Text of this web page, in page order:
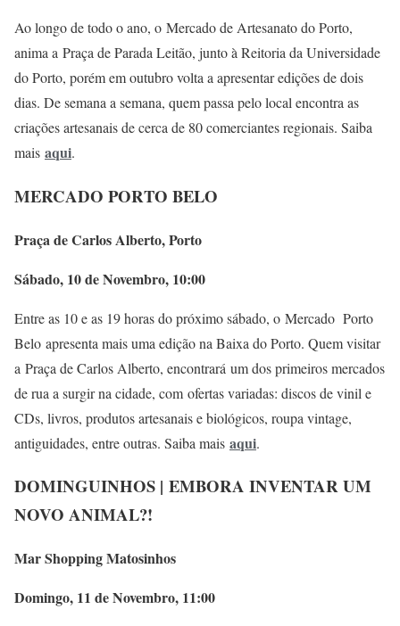
Ao longo de todo o ano, o Mercado de Artesanato do Porto,
anima a Praça de Parada Leitão, junto à Reitoria da Universidade
do Porto, porém em outubro volta a apresentar edições de dois
dias. De semana a semana, quem passa pelo local encontra as
criações artesanais de cerca de 80 comerciantes regionais. Saiba
mais aqui.
MERCADO PORTO BELO
Praça de Carlos Alberto, Porto
Sábado, 10 de Novembro, 10:00
Entre as 10 e as 19 horas do próximo sábado, o Mercado Porto
Belo apresenta mais uma edição na Baixa do Porto. Quem visitar
a Praça de Carlos Alberto, encontrará um dos primeiros mercados
de rua a surgir na cidade, com ofertas variadas: discos de vinil e
CDs, livros, produtos artesanais e biológicos, roupa vintage,
antiguidades, entre outras. Saiba mais aqui.
DOMINGUINHOS | EMBORA INVENTAR UM
NOVO ANIMAL?!
Mar Shopping Matosinhos
Domingo, 11 de Novembro, 11:00